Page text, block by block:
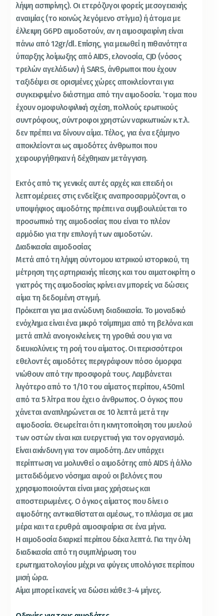
λήψη ασπιρίνης). Οι ετερόζυγοι φορείς μεσογειακής
αναιμίας (το κοινώς λεγόμενο στίγμα) ή άτομα με
έλλειψη G6PD αιμοδοτούν, αν η αιμοσφαιρίνη είναι
πάνω από 12gr/dl. Επίσης, για μειωθεί η πιθανότητα
ύπαρξης λοίμωξης από AIDS, ελονοσία, CJD (νόσος
τρελών αγελάδων) ή SARS, άνθρωποι που έχουν
ταξιδέψει σε ορισμένες χώρες αποκλείονται για
συγκεκριμένο διάστημα από την αιμοδοσία. ’τομα που
έχουν ομοφυλοφιλική σχέση, πολλούς ερωτικούς
συντρόφους, σύντροφοι χρηστών ναρκωτικών κ.τ.λ.
δεν πρέπει να δίνουν αίμα. Τέλος, για ένα εξάμηνο
αποκλείονται ως αιμοδότες άνθρωποι που
χειρουργήθηκαν ή δέχθηκαν μετάγγιση.
Εκτός από τις γενικές αυτές αρχές και επειδή οι
λεπτομέρειες στις ενδείξεις αναπροσαρμόζονται, ο
υποψήφιος αιμοδότης πρέπει να συμβουλεύεται το
προσωπικό της αιμοδοσίας που είναι το πλέον
αρμόδιο για την επιλογή των αιμοδοτών.
Διαδικασία αιμοδοσίας
Μετά από τη λήψη σύντομου ιατρικού ιστορικού, τη
μέτρηση της αρτηριακής πίεσης και του αιματοκρίτη ο
γιατρός της αιμοδοσίας κρίνει αν μπορείς να δώσεις
αίμα τη δεδομένη στιγμή.
Πρόκειται για μια ανώδυνη διαδικασία. Το μοναδικό
ενόχλημα είναι ένα μικρό τσίμπημα από τη βελόνα και
μετά απλά ανοιγοκλείνεις τη γροθιά σου για να
διευκολύνεις τη ροή του αίματος. Οι περισσότεροι
εθελοντές αιμοδότες περιγράφουν πόσο όμορφα
νιώθουν από την προσφορά τους. Λαμβάνεται
λιγότερο από το 1/10 του αίματος περίπου, 450ml
από τα 5 λίτρα που έχει ο άνθρωπος. Ο όγκος που
χάνεται αναπληρώνεται σε 10 λεπτά μετά την
αιμοδοσία. Θεωρείται ότι η κινητοποίηση του μυελού
των οστών είναι και ευεργετική για τον οργανισμό.
Είναι ακίνδυνη για τον αιμοδότη. Δεν υπάρχει
περίπτωση να μολυνθεί ο αιμοδότης από AIDS ή άλλο
μεταδιδόμενο νόσημα αφού οι βελόνες που
χρησιμοποιούνται είναι μιας χρήσεως και
αποστειρωμένες. Ο όγκος αίματος που δίνει ο
αιμοδότης αντικαθίσταται αμέσως, το πλάσμα σε μια
μέρα και τα ερυθρά αιμοσφαίρια σε ένα μήνα.
Η αιμοδοσία διαρκεί περίπου δέκα λεπτά. Για την όλη
διαδικασία από τη συμπλήρωση του
ερωτηματολογίου μέχρι να φύγεις υπολόγισε περίπου
μισή ώρα.
Αίμα μπορεί κανείς να δώσει κάθε 3-4 μήνες.